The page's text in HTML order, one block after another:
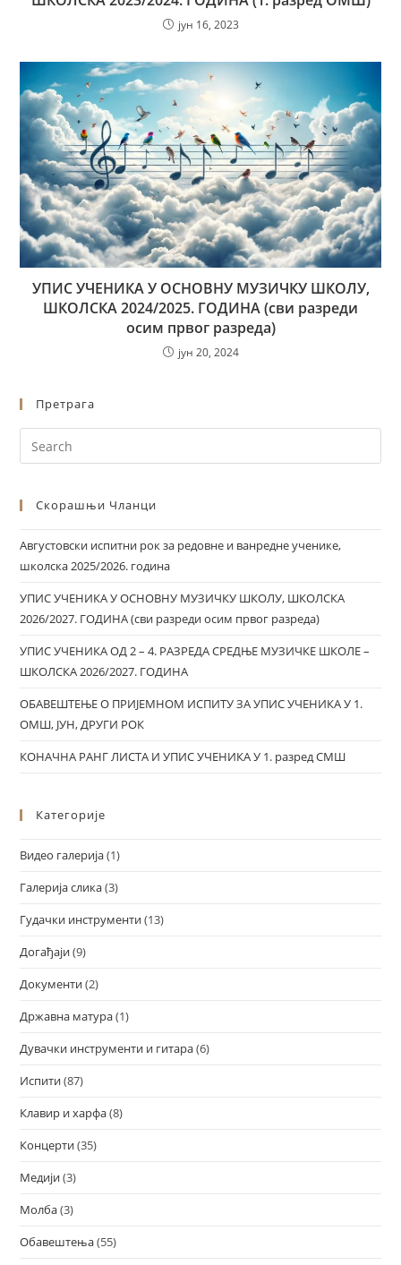
јун 16, 2023
УПИС УЧЕНИКА У ОСНОВНУ МУЗИЧКУ ШКОЛУ,
ШКОЛСКА 2024/2025. ГОДИНА (сви разреди
осим првог разреда)
јун 20, 2024
Претрага
Скорашњи Чланци
Августовски испитни рок за редовне и ванредне ученике,
школска 2025/2026. година
УПИС УЧЕНИКА У ОСНОВНУ МУЗИЧКУ ШКОЛУ, ШКОЛСКА
2026/2027. ГОДИНА (сви разреди осим првог разреда)
УПИС УЧЕНИКА ОД 2 – 4. РАЗРЕДА СРЕДЊЕ МУЗИЧКЕ ШКОЛЕ –
ШКОЛСКА 2026/2027. ГОДИНА
ОБАВЕШТЕЊЕ О ПРИЈЕМНОМ ИСПИТУ ЗА УПИС УЧЕНИКА У 1.
ОМШ, ЈУН, ДРУГИ РОК
КОНАЧНА РАНГ ЛИСТА И УПИС УЧЕНИКА У 1. разред СМШ
Категорије
Видео галерија(1)
Галерија слика(3)
Гудачки инструменти(13)
Догађаји(9)
Документи(2)
Државна матура(1)
Дувачки инструменти и гитара(6)
Испити(87)
Клавир и харфа(8)
Концерти(35)
Медији(3)
Молба(3)
Обавештења(55)